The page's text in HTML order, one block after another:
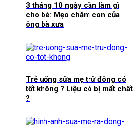
3 tháng 10 ngày cần làm gì
cho bé: Mẹo chăm con của
ông bà xưa
Trẻ uống sữa mẹ trữ đông có
tốt không ? Liệu có bị mất chất
?